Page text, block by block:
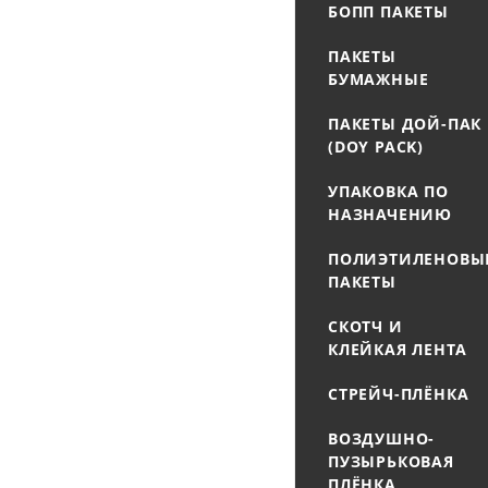
БОПП ПАКЕТЫ
ПАКЕТЫ
БУМАЖНЫЕ
ПАКЕТЫ ДОЙ-ПАК
(DOY PACK)
УПАКОВКА ПО
НАЗНАЧЕНИЮ
ПАКЕТЫ
СКОТЧ И
КЛЕЙКАЯ ЛЕНТА
СТРЕЙЧ-ПЛЁНКА
ВОЗДУШНО-
ПУЗЫРЬКОВАЯ